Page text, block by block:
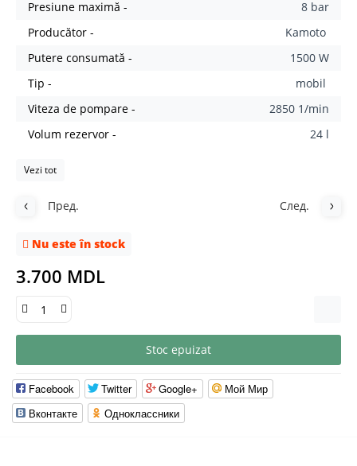
Presiune maximă -
8 bar
Producător -
Kamoto
Putere consumată -
1500 W
Tip -
mobil
Viteza de pompare -
2850 1/min
Volum rezervor -
24 l
Vezi tot
Пред. След.
Nu este în stock
3.700 MDL
Stoc epuizat
Facebook Twitter Google+
Мой Мир
Вконтакте
Одноклассники